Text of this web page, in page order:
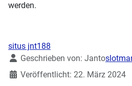
werden.
situs jnt188
DetailsGeschrieben von: Janto
Veröffentlicht: 22. März 2024